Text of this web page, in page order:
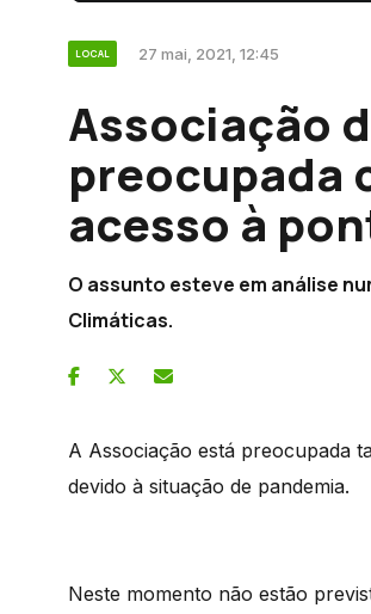
LOCAL 27 mai, 2021, 12:45
Associação
preocupada
acesso à
O assunto esteve em análise
Climáticas.
A Associação está preocupada
devido à situação de pandemia.
Neste momento não estão